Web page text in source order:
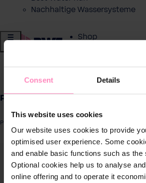
Consent Details
This website uses cookies
Our website uses cookies to provide
optimised user experience. Some
and enable basic functions such as the
Optional cookies help us to analyse
online offering and to operate it
Nachhaltige Wassersysteme
Shop
Lösungen für
Geschäftskunden
Kundenservice
zurück |
PURE HERBS - Shampoo 6er
Produktnummer: PHE006SESWC
überspringen